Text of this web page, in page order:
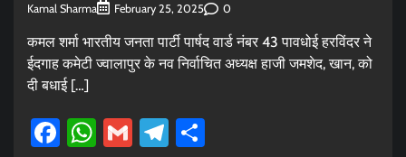
Kamal Sharma February 25, 2025 0
कमल शर्मा भारतीय जनता पार्टी पार्षद वार्ड नंबर 43 पावधोई हरविंदर ने
ईदगाह कमेटी ज्वालापुर के नव निर्वाचित अध्यक्ष हाजी जमशेद, खान, को
दी बधाई […]
Facebook
WhatsApp
GmailTelegram